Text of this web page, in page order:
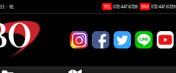
日・祝 TEL 072-447-6728 FAX 072-447-6729